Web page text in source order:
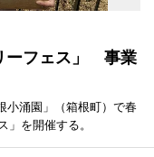
ーフェス」 事業
小涌園」（箱根町）で春
を開催する。